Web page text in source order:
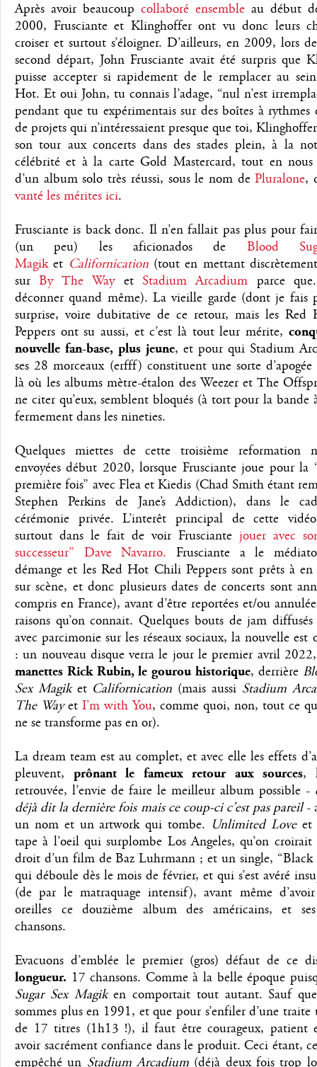
Après avoir beaucoupcollaboré ensemble au début
2000, Frusciante et Klinghoffer ont vu donc leurs
croiser et surtout s’éloigner. D’ailleurs, en 2009, lors
second départ, John Frusciante avait été surpris que
puisse accepter si rapidement de le remplacer au
Hot. Et oui John, tu connais l’adage, “nul n’est
pendant que tu expérimentais sur des boîtes à rythmes
de projets qui n’intéressaient presque que toi,
son tour aux concerts dans des stades plein, à la
célébrité et à la carte Gold Mastercard, tout en
d’un album solo très réussi, sous le nom dePluralone,
vanté les mérites ici.
Frusciante is back donc. Il n’en fallait pas plus pour
(un peu) les aficionados de Blood
Magiket Californication (tout en mettant
surBy The Wayet Stadium Arcadium parce
déconner quand même). La vieille garde (dont je fais
surprise, voire dubitative de ce retour, mais les
Peppers ont su aussi, et c’est là tout leur mérite,
nouvelle fan-base, plus jeune, et pour qui Stadium
ses 28 morceaux (erfff) constituent une sorte d’apogée
là où les albums mètre-étalon des Weezer et The
ne citer qu’eux, semblent bloqués (à tort pour la bande
fermement dans les nineties.
Quelques miettes de cette troisième reformation
envoyées début 2020, lorsque Frusciante joue pour la
première fois” avec Flea et Kiedis (Chad Smith étant
Stephen Perkins de Jane’s Addiction), dans le
cérémonie privée. L’interêt principal de cette
surtout dans le fait de voir Frusciante jouer avec
successeur” Dave Navarro. Frusciante a le
démange et les Red Hot Chili Peppers sont prêts à en
sur scène, et donc plusieurs dates de concerts sont
compris en France), avant d’être reportées et/ou
raisons qu’on connait. Quelques bouts de jam
avec parcimonie sur les réseaux sociaux, la nouvelle est
: un nouveau disque verra le jour le premier avril
manettes Rick Rubin, le gourou historique, derrière
Sex Magiket Californication (mais aussi Stadium
The Wayet I'm with You, comme quoi, non, tout ce
ne se transforme pas en or).
La dream team est au complet, et avec elle les effets
pleuvent, prônant le fameux retour aux sources,
retrouvée, l’envie de faire le meilleur album possible -
déjà dit la dernière fois mais ce coup-ci c’est pas pareil-
un nom et un artwork qui tombe. Unlimited Loveet
tape à l’oeil qui surplombe Los Angeles, qu’on
droit d’un film de Baz Luhrmann ; et un single, “Black
qui déboule dès le mois de février, et qui s’est avéré
(de par le matraquage intensif), avant même
oreilles ce douzième album des américains, et
chansons.
Evacuons d’emblée le premier (gros) défaut de ce
longueur. 17 chansons. Comme à la belle époque
Sugar Sex Magiken comportait tout autant. Sauf
sommes plus en 1991, et que pour s’enfiler d’une
de 17 titres (1h13 !), il faut être courageux, patient
avoir sacrément confiance dans le produit. Ceci étant,
empêché un Stadium Arcadium (déjà deux fois trop